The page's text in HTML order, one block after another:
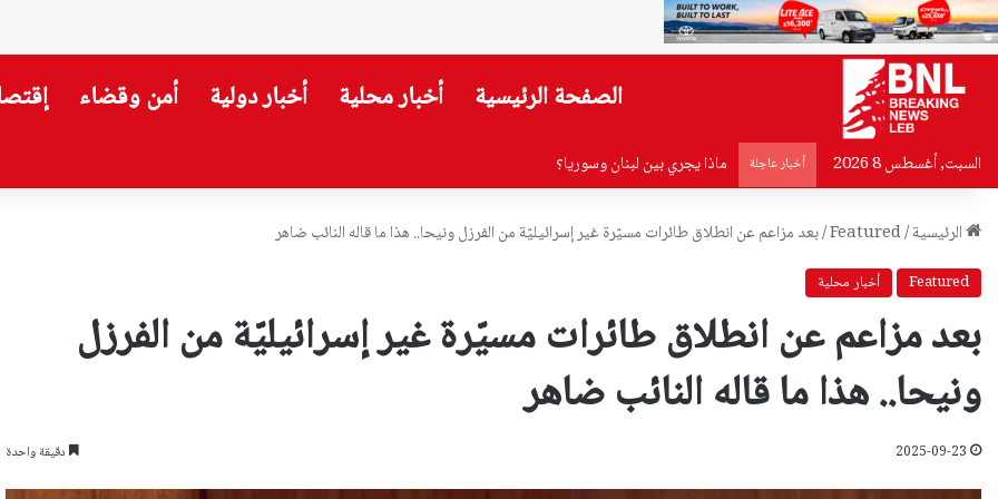
الصفحة الرئيسية أخبار محلية أخبار دولية أمن وقضاء
السبت, أغسطس 8 2026 أخبار عاجلة ماذا يجري بين لبنان وسوريا؟
الرئيسية/
Featured
/بعد مزاعم عن انطلاق طائرات مسيّرة غير إسرائيليّة من الفرزل ونيحا.. هذا ما قاله النائب ضاهر
Featured أخبار محلية
بعد مزاعم عن انطلاق طائرات مسيّرة غير إسرائيليّة من الفرزل
ونيحا.. هذا ما قاله النائب ضاهر
2025-09-23 دقيقة واحدة